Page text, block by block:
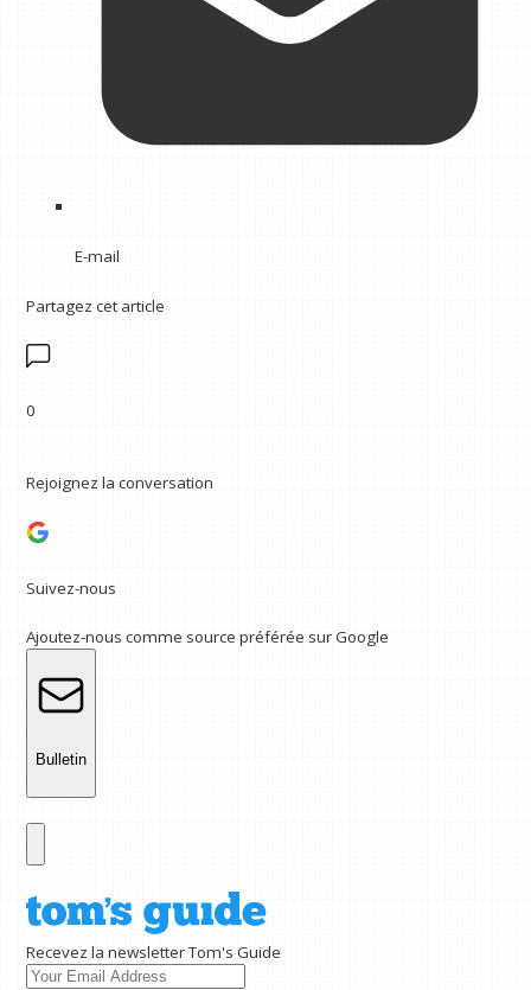
E-mail
Partagez cet article
0
Rejoignez la conversation
Suivez-nous
Ajoutez-nous comme source préférée sur Google
Bulletin
Recevez la newsletter Tom's Guide